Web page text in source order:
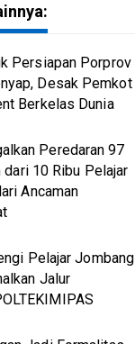
Persiapan Porprov
Desak Pemkot
Berkelas Dunia
Peredaran 97
10 Ribu Pelajar
Ancaman
Pelajar Jombang
Jalur